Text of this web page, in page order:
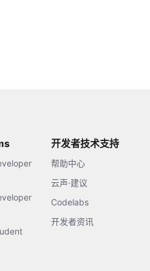
开发者技术支持
帮助中心
云声·建议
Codelabs
开发者资讯